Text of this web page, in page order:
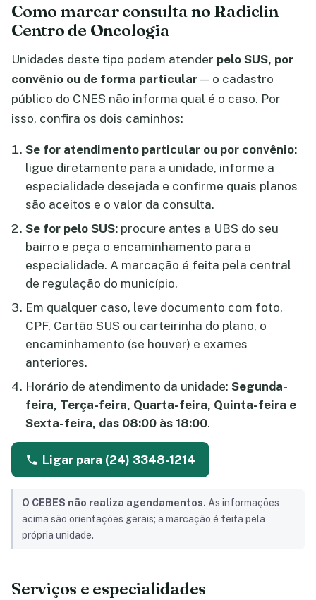
Como marcar consulta no Radiclin
Centro de Oncologia
Unidades deste tipo podem atender pelo SUS, por
convênio ou de forma particular — o cadastro
público do CNES não informa qual é o caso. Por
isso, confira os dois caminhos:
Se for atendimento particular ou por convênio:
ligue diretamente para a unidade, informe a
especialidade desejada e confirme quais planos
são aceitos e o valor da consulta.
Se for pelo SUS: procure antes a UBS do seu
bairro e peça o encaminhamento para a
especialidade. A marcação é feita pela central
de regulação do município.
Em qualquer caso, leve documento com foto,
CPF, Cartão SUS ou carteirinha do plano, o
encaminhamento (se houver) e exames
anteriores.
Horário de atendimento da unidade: Segunda-
feira, Terça-feira, Quarta-feira, Quinta-feira e
Sexta-feira, das 08:00 às 18:00.
Ligar para (24) 3348-1214
O CEBES não realiza agendamentos. As informações
acima são orientações gerais; a marcação é feita pela
própria unidade.
Serviços e especialidades